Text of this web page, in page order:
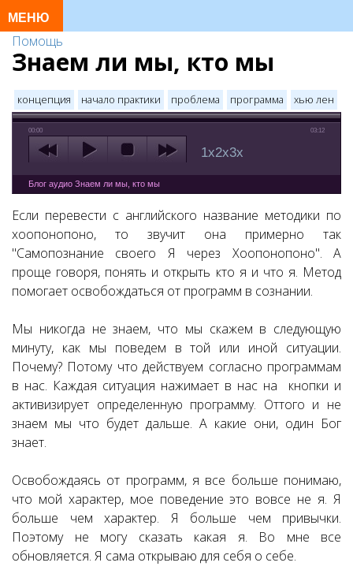
Помощь
Знаем ли мы, кто мы
концепция начало практики проблема программа хью лен
00:00 03:12
1x2x3x
Блог аудио Знаем ли мы, кто мы
Если перевести с английского название методики по
хоопонопоно, то звучит она примерно так
"Самопознание своего Я через Хоопонопоно". А
проще говоря, понять и открыть кто я и что я. Метод
помогает освобождаться от программ в сознании.
Мы никогда не знаем, что мы скажем в следующую
минуту, как мы поведем в той или иной ситуации.
Почему? Потому что действуем согласно программам
в нас. Каждая ситуация нажимает в нас на кнопки и
активизирует определенную программу. Оттого и не
знаем мы что будет дальше. А какие они, один Бог
знает.
Освобождаясь от программ, я все больше понимаю,
что мой характер, мое поведение это вовсе не я. Я
больше чем характер. Я больше чем привычки.
Поэтому не могу сказать какая я. Во мне все
обновляется. Я сама открываю для себя о себе.